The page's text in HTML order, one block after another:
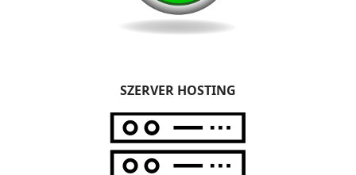
SZERVER HOSTING